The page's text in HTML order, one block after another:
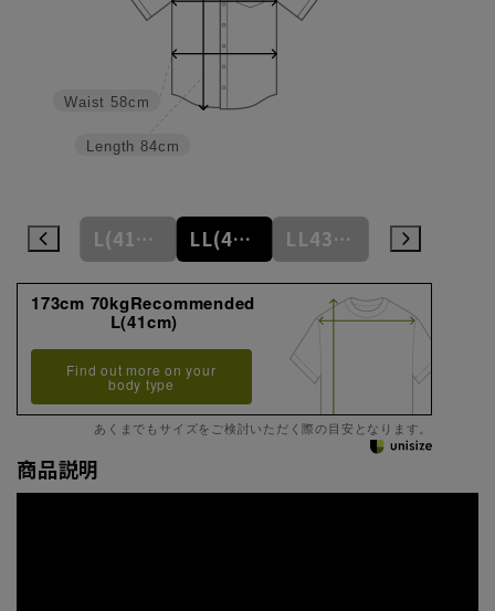
Length 84cm
Waist 58cm
L41cm L(41cm) LL(43cm) LL43cm
173cm 70kgRecommended
L(41cm)
Find out more on your
body type
あくまでもサイズをご検討いただく際の目安となります。
商品説明